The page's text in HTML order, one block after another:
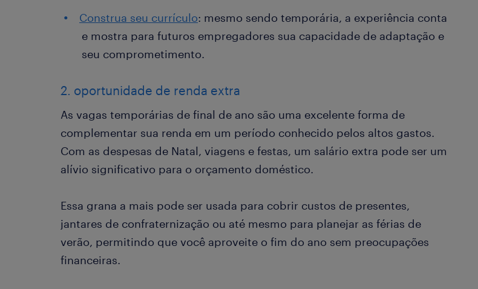
Construa seu currículo: mesmo sendo temporária, a experiência conta
e mostra para futuros empregadores sua capacidade de adaptação e
seu comprometimento.
2. oportunidade de renda extra
As vagas temporárias de final de ano são uma excelente forma de
complementar sua renda em um período conhecido pelos altos gastos.
Com as despesas de Natal, viagens e festas, um salário extra pode ser um
alívio significativo para o orçamento doméstico.
Essa grana a mais pode ser usada para cobrir custos de presentes,
jantares de confraternização ou até mesmo para planejar as férias de
verão, permitindo que você aproveite o fim do ano sem preocupações
financeiras.